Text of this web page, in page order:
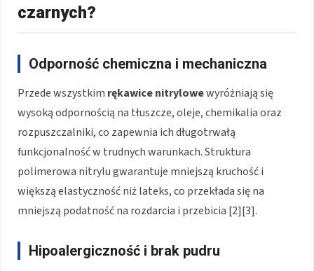
czarnych?
Odporność chemiczna i mechaniczna
Przede wszystkim rękawice nitrylowewyróżniają się
wysoką odpornością na tłuszcze, oleje, chemikalia oraz
rozpuszczalniki, co zapewnia ich długotrwałą
funkcjonalność w trudnych warunkach. Struktura
polimerowa nitrylu gwarantuje mniejszą kruchość i
większą elastyczność niż lateks, co przekłada się na
mniejszą podatność na rozdarcia i przebicia [2][3].
Hipoalergiczność i brak pudru